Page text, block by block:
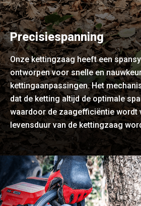
Precisiespanning
Onze kettingzaag heeft een
ontworpen voor snelle en
kettingaanpassingen. Het
dat de ketting altijd de optimale
waardoor de zaagefficiëntie wordt
levensduur van de kettingzaag